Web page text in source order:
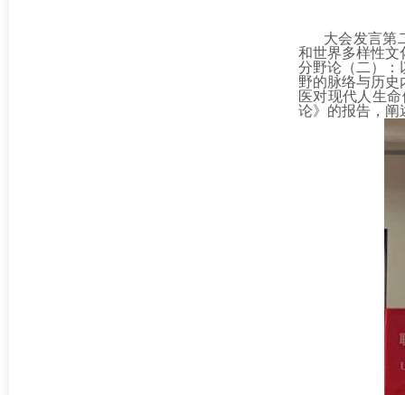
大会发言第
和世界多样性文
分野论（二）：
野的脉络与历
医对现代人生
论》的报告，阐